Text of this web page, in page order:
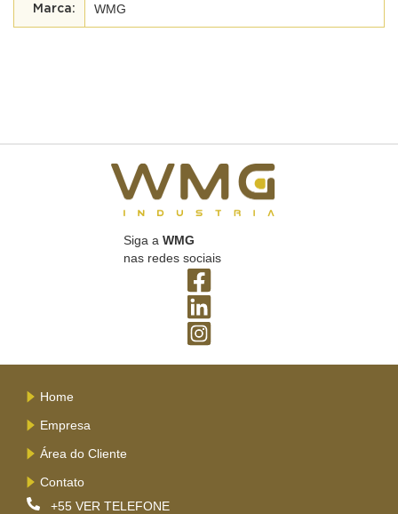
WMG
Siga a WMG
nas redes sociais
Home
Empresa
Área do Cliente
Contato
+55 VER TELEFONE